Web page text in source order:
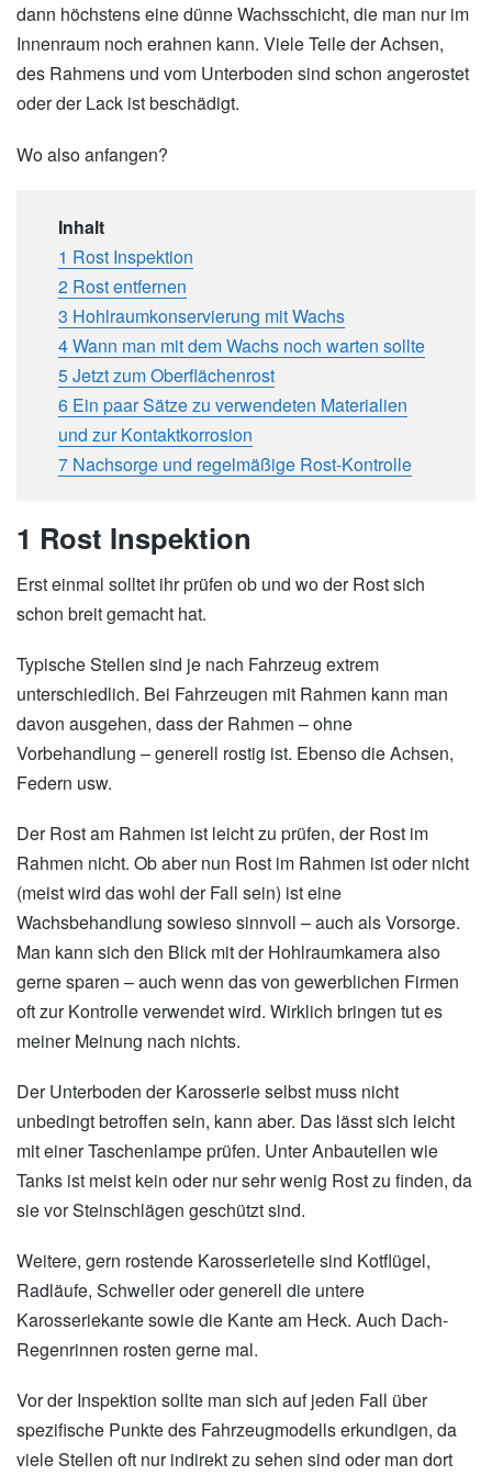
dann höchstens eine dünne Wachsschicht, die man nur im
Innenraum noch erahnen kann. Viele Teile der Achsen,
des Rahmens und vom Unterboden sind schon angerostet
oder der Lack ist beschädigt.
Wo also anfangen?
Inhalt
1 Rost Inspektion
2 Rost entfernen
3 Hohlraumkonservierung mit Wachs
4 Wann man mit dem Wachs noch warten sollte
5 Jetzt zum Oberflächenrost
6 Ein paar Sätze zu verwendeten Materialien
und zur Kontaktkorrosion
7 Nachsorge und regelmäßige Rost-Kontrolle
1 Rost Inspektion
Erst einmal solltet ihr prüfen ob und wo der Rost sich
schon breit gemacht hat.
Typische Stellen sind je nach Fahrzeug extrem
unterschiedlich. Bei Fahrzeugen mit Rahmen kann man
davon ausgehen, dass der Rahmen – ohne
Vorbehandlung – generell rostig ist. Ebenso die Achsen,
Federn usw.
Der Rost am Rahmen ist leicht zu prüfen, der Rost im
Rahmen nicht. Ob aber nun Rost im Rahmen ist oder nicht
(meist wird das wohl der Fall sein) ist eine
Wachsbehandlung sowieso sinnvoll – auch als Vorsorge.
Man kann sich den Blick mit der Hohlraumkamera also
gerne sparen – auch wenn das von gewerblichen Firmen
oft zur Kontrolle verwendet wird. Wirklich bringen tut es
meiner Meinung nach nichts.
Der Unterboden der Karosserie selbst muss nicht
unbedingt betroffen sein, kann aber. Das lässt sich leicht
mit einer Taschenlampe prüfen. Unter Anbauteilen wie
Tanks ist meist kein oder nur sehr wenig Rost zu finden, da
sie vor Steinschlägen geschützt sind.
Weitere, gern rostende Karosserieteile sind Kotflügel,
Radläufe, Schweller oder generell die untere
Karosseriekante sowie die Kante am Heck. Auch Dach-
Regenrinnen rosten gerne mal.
Vor der Inspektion sollte man sich auf jeden Fall über
spezifische Punkte des Fahrzeugmodells erkundigen, da
viele Stellen oft nur indirekt zu sehen sind oder man dort